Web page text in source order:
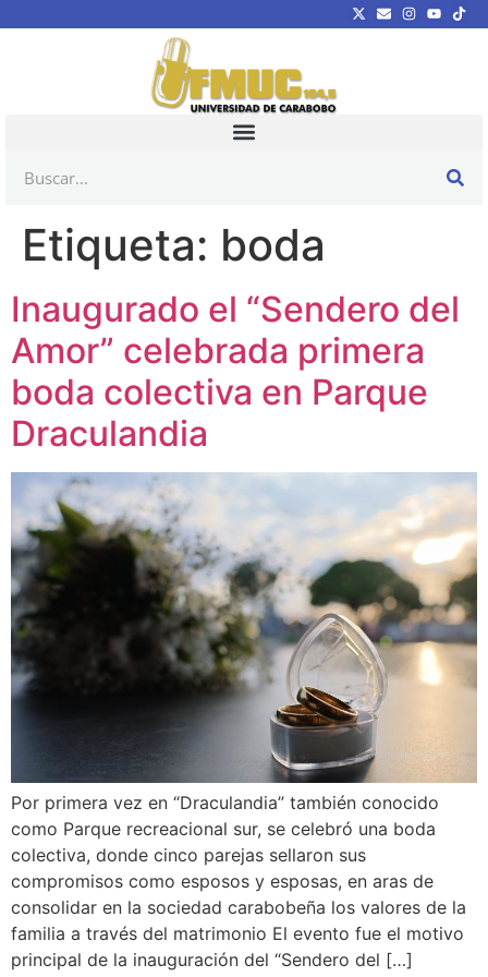
Etiqueta: boda
Inaugurado el “Sendero del
Amor” celebrada primera
boda colectiva en Parque
Draculandia
Por primera vez en “Draculandia” también conocido
como Parque recreacional sur, se celebró una boda
colectiva, donde cinco parejas sellaron sus
compromisos como esposos y esposas, en aras de
consolidar en la sociedad carabobeña los valores de la
familia a través del matrimonio El evento fue el motivo
principal de la inauguración del “Sendero del […]